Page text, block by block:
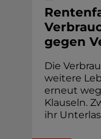
gegen
Die
weitere
erneut
Klauseln.
ihr